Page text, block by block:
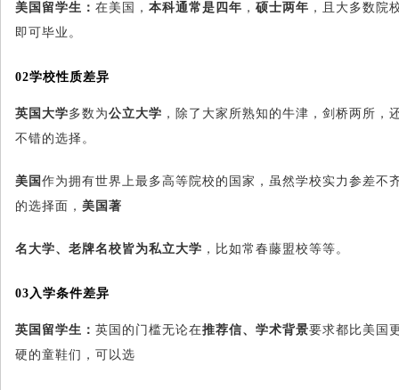
美国留学生： 在美国， 本科通常是四年 ， 硕士两年 ，且大多数院
即可毕业。
02学校性质差异
英国大学多数为公立大学 ，除了大家所熟知的牛津，剑桥两所，
不错的选择。
美国 作为拥有世界上最多高等院校的国家，虽然学校实力参差不
的选择面， 美国著
名大学、老牌名校皆为私立大学 ，比如常春藤盟校等等。
03入学条件差异
英国留学生： 英国的门槛无论在推荐信、学术背景要求都比美国
硬的童鞋们，可以选